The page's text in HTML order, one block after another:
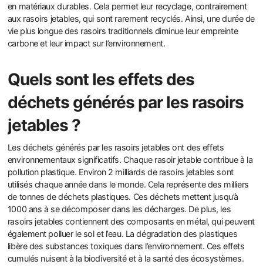
en matériaux durables. Cela permet leur recyclage, contrairement
aux rasoirs jetables, qui sont rarement recyclés. Ainsi, une durée de
vie plus longue des rasoirs traditionnels diminue leur empreinte
carbone et leur impact sur l’environnement.
Quels sont les effets des
déchets générés par les rasoirs
jetables ?
Les déchets générés par les rasoirs jetables ont des effets
environnementaux significatifs. Chaque rasoir jetable contribue à la
pollution plastique. Environ 2 milliards de rasoirs jetables sont
utilisés chaque année dans le monde. Cela représente des milliers
de tonnes de déchets plastiques. Ces déchets mettent jusqu’à
1000 ans à se décomposer dans les décharges. De plus, les
rasoirs jetables contiennent des composants en métal, qui peuvent
également polluer le sol et l’eau. La dégradation des plastiques
libère des substances toxiques dans l’environnement. Ces effets
cumulés nuisent à la biodiversité et à la santé des écosystèmes.